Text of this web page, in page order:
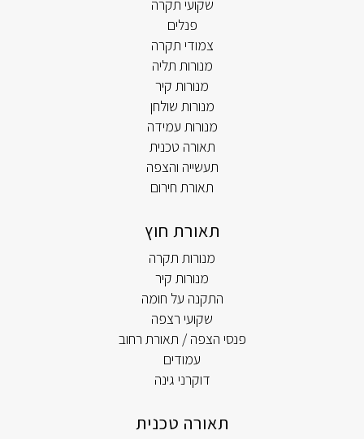
שקועי תקרה
פנלים
צמודי תקרה
מנורות תליה
מנורות קיר
מנורות שולחן
מנורות עמידה
תאורה טכנית
תעשייה והצפה
תאורת חירום
תאורת חוץ
מנורות תקרה
מנורות קיר
התקנה על חומה
שקועי רצפה
פנסי הצפה / תאורת רחוב
עמודים
דוקרני גינה
תאורה טכנית